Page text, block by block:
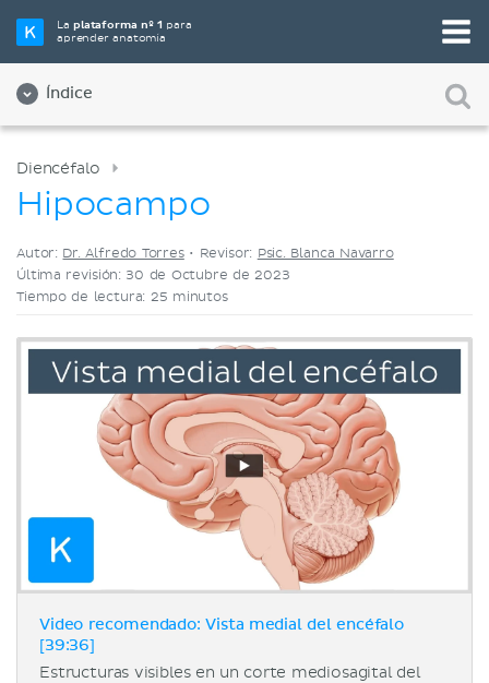
Laplataforma nº 1 para
aprender anatomía
Índice
Elige tu herramienta de estudio favorita
Videos
Diencéfalo
Hipocampo
Autor: Dr. Alfredo Torres• Revisor: Psic. Blanca Navarro
Última revisión: 30 de Octubre de 2023
Tiempo de lectura: 25 minutos
Video recomendado: Vista medial del encéfalo
[39:36]
Estructuras visibles en un corte mediosagital del